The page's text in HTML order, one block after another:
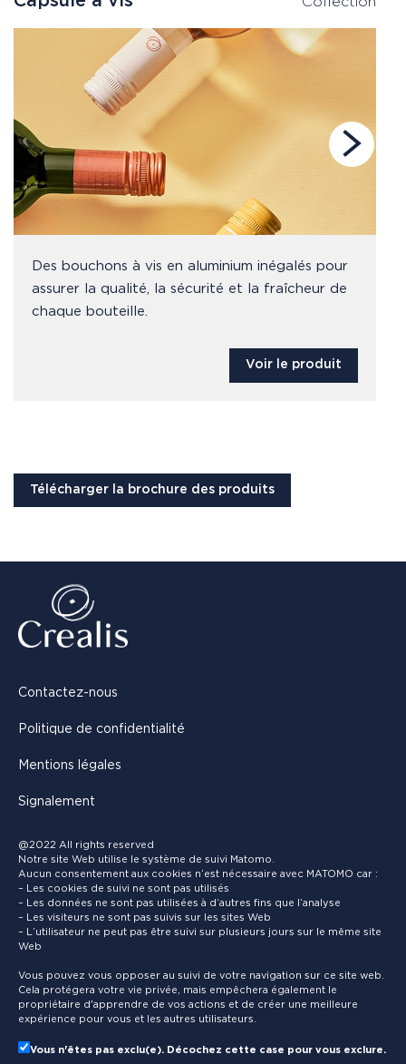
Des bouchons à vis en aluminium inégalés pour
assurer la qualité, la sécurité et la fraîcheur de
chaque bouteille.
Voir le produit
Télécharger la brochure des produits
Contactez-nous
Politique de confidentialité
Mentions légales
Signalement
@2022 All rights reserved
Notre site Web utilise le système de suivi Matomo.
Aucun consentement aux cookies n’est nécessaire avec MATOMO car :
– Les cookies de suivi ne sont pas utilisés
– Les données ne sont pas utilisées à d’autres fins que l’analyse
– Les visiteurs ne sont pas suivis sur les sites Web
– L’utilisateur ne peut pas être suivi sur plusieurs jours sur le même site
Web
Vous pouvez vous opposer au suivi de votre navigation sur ce site web.
Cela protégera votre vie privée, mais empêchera également le
propriétaire d'apprendre de vos actions et de créer une meilleure
expérience pour vous et les autres utilisateurs.
Vous n'êtes pas exclu(e). Décochez cette case pour vous exclure.